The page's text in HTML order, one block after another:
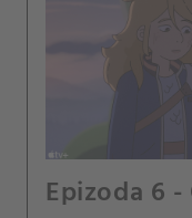
Epizoda 6